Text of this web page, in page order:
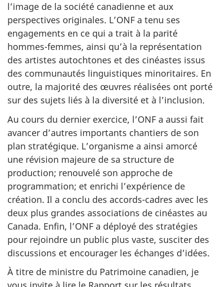
l’image de la société canadienne et aux
perspectives originales. L’ONF a tenu ses
engagements en ce qui a trait à la parité
hommes-femmes, ainsi qu’à la représentation
des artistes autochtones et des cinéastes issus
des communautés linguistiques minoritaires. En
outre, la majorité des œuvres réalisées ont porté
sur des sujets liés à la diversité et à l’inclusion.
Au cours du dernier exercice, l’ONF a aussi fait
avancer d’autres importants chantiers de son
plan stratégique. L’organisme a ainsi amorcé
une révision majeure de sa structure de
production; renouvelé son approche de
programmation; et enrichi l’expérience de
création. Il a conclu des accords-cadres avec les
deux plus grandes associations de cinéastes au
Canada. Enfin, l’ONF a déployé des stratégies
pour rejoindre un public plus vaste, susciter des
discussions et encourager les échanges d’idées.
À titre de ministre du Patrimoine canadien, je